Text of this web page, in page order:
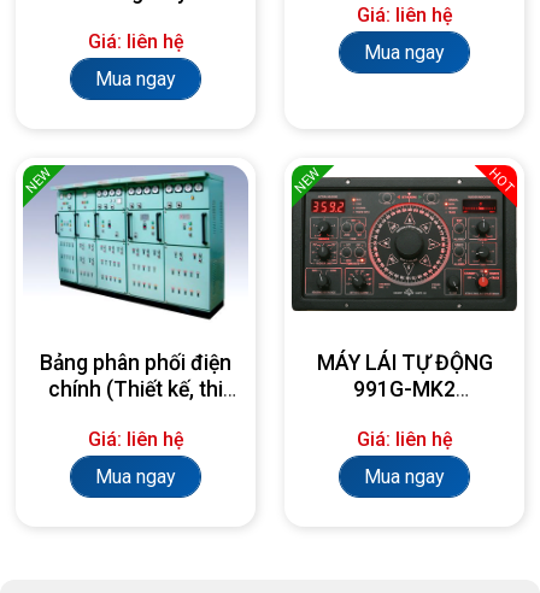
Giá: liên hệ
Mua ngay
Giá: liên hệ
Mua ngay
NEW
Bảng phân phối điện
chính (Thiết kế, thi
yêu cầu)
Giá: liên hệ
Mua ngay
NEW HOT
MÁY LÁI TỰ ĐỘNG
991G-MK2
Giá: liên hệ
Mua ngay